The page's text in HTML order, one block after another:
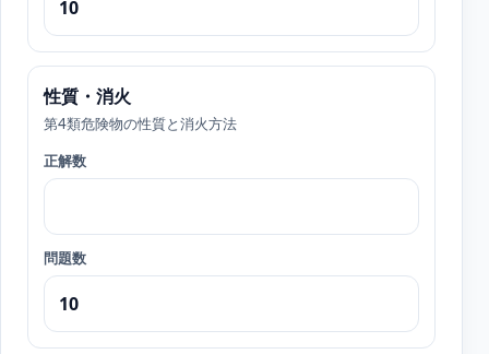
性質・消火
第4類危険物の性質と消火方法
正解数
問題数